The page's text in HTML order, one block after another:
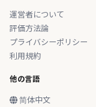
運営者について
評価方法論
プライバシーポリシー
利用規約
他の言語
简体中文